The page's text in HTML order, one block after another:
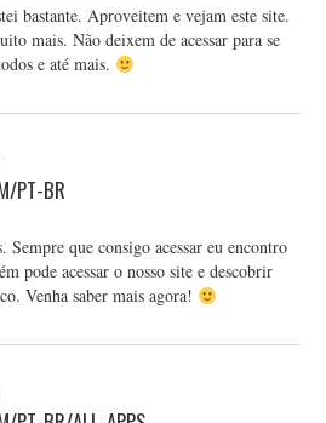
bastante. Aproveitem e vejam este site.
mais. Não deixem de acessar para se
e até mais.
PT-BR
Sempre que consigo acessar eu encontro
pode acessar o nosso site e descobrir
Venha saber mais agora!